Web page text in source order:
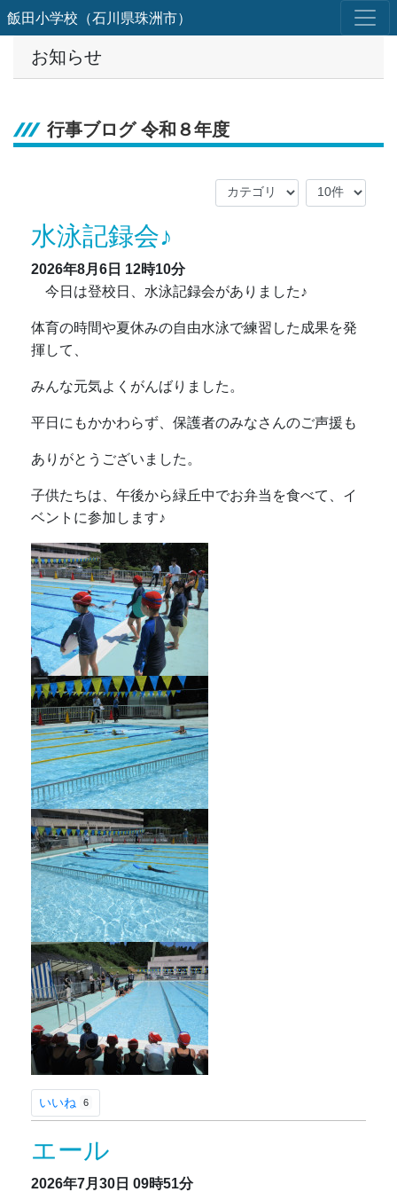
飯田小学校（石川県珠洲市）
お知らせ
行事ブログ 令和８年度
水泳記録会♪
2026年8月6日 12時10分
今日は登校日、水泳記録会がありました♪
体育の時間や夏休みの自由水泳で練習した成果を発
揮して、
みんな元気よくがんばりました。
平日にもかかわらず、保護者のみなさんのご声援も
ありがとうございました。
子供たちは、午後から緑丘中でお弁当を食べて、イ
ベントに参加します♪
いいね 6
エール
2026年7月30日 09時51分